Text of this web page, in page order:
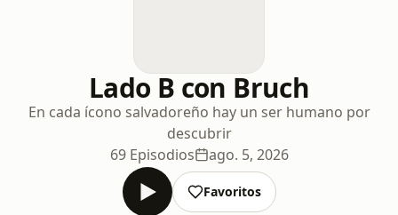
Lado B con Bruch
En cada ícono salvadoreño hay un ser humano por
descubrir
69 Episodios
ago. 5, 2026
Favoritos